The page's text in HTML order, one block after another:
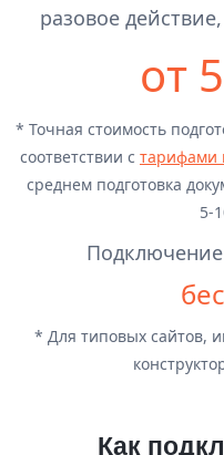
разовое
от
* Точная стоимость
соответствии с тарифами
среднем подготовка
5-
Подключение
* Для типовых сайтов,
Как